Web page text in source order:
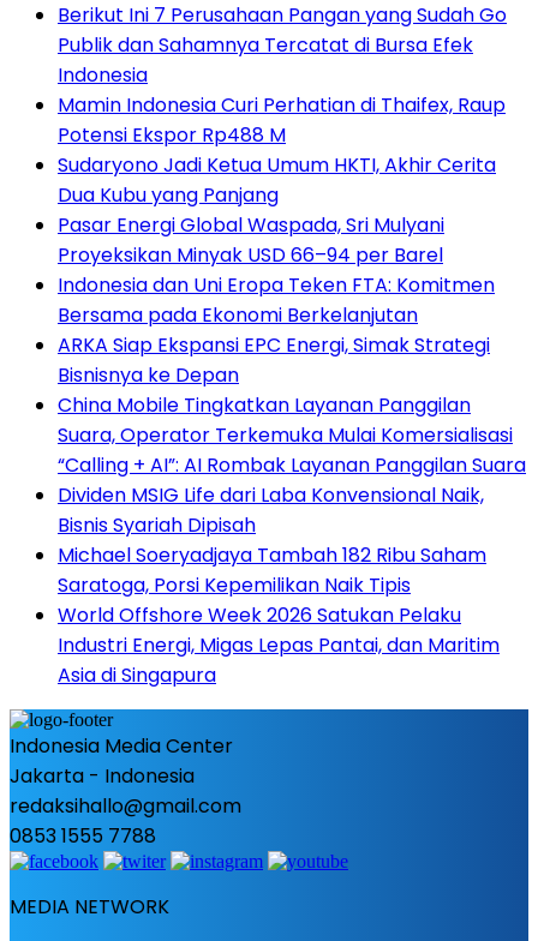
Berikut Ini 7 Perusahaan Pangan yang Sudah Go
Publik dan Sahamnya Tercatat di Bursa Efek
Indonesia
Mamin Indonesia Curi Perhatian di Thaifex, Raup
Potensi Ekspor Rp488 M
Sudaryono Jadi Ketua Umum HKTI, Akhir Cerita
Dua Kubu yang Panjang
Pasar Energi Global Waspada, Sri Mulyani
Proyeksikan Minyak USD 66–94 per Barel
Indonesia dan Uni Eropa Teken FTA: Komitmen
Bersama pada Ekonomi Berkelanjutan
ARKA Siap Ekspansi EPC Energi, Simak Strategi
Bisnisnya ke Depan
China Mobile Tingkatkan Layanan Panggilan
Suara, Operator Terkemuka Mulai Komersialisasi
“Calling + AI”: AI Rombak Layanan Panggilan Suara
Dividen MSIG Life dari Laba Konvensional Naik,
Bisnis Syariah Dipisah
Michael Soeryadjaya Tambah 182 Ribu Saham
Saratoga, Porsi Kepemilikan Naik Tipis
World Offshore Week 2026 Satukan Pelaku
Industri Energi, Migas Lepas Pantai, dan Maritim
Asia di Singapura
Indonesia Media Center
Jakarta - Indonesia
redaksihallo@gmail.com
0853 1555 7788
MEDIA NETWORK